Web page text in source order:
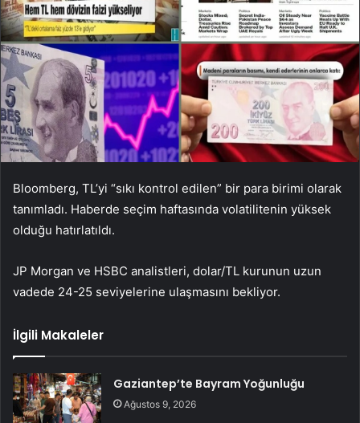
Bloomberg, TL’yi “sıkı kontrol edilen” bir para birimi olarak
tanımladı. Haberde seçim haftasında volatilitenin yüksek
olduğu hatırlatıldı.
JP Morgan ve HSBC analistleri, dolar/TL kurunun uzun
vadede 24-25 seviyelerine ulaşmasını bekliyor.
İlgili Makaleler
Gaziantep’te Bayram Yoğunluğu
Ağustos 9, 2026